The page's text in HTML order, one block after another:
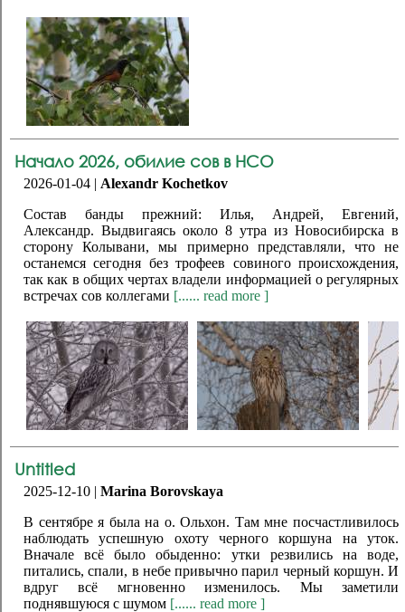
Начало 2026, обилие сов в НСО
2026-01-04 | Alexandr Kochetkov
Состав банды прежний: Илья, Андрей, Евгений,
Александр. Выдвигаясь около 8 утра из Новосибирска в
сторону Колывани, мы примерно представляли, что не
останемся сегодня без трофеев совиного происхождения,
так как в общих чертах владели информацией о регулярных
встречах сов коллегами [...... read more ]
Untitled
2025-12-10 | Marina Borovskaya
В сентябре я была на о. Ольхон. Там мне посчастливилось
наблюдать успешную охоту черного коршуна на уток.
Вначале всё было обыденно: утки резвились на воде,
питались, спали, в небе привычно парил черный коршун. И
вдруг всё мгновенно изменилось. Мы заметили
поднявшуюся с шумом [...... read more ]